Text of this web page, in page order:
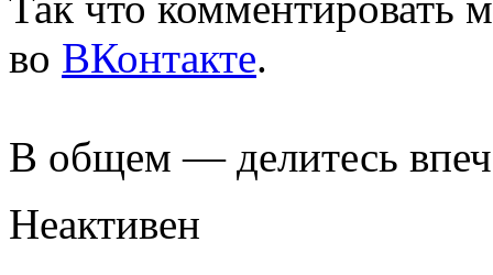
во ВКонтакте.
В общем — делитесь
Неактивен